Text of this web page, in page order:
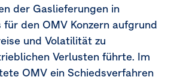
Vergütungen
Konzernabschlussprüfer
der Gaslieferungen in
den OMV Konzern aufgrund
und Volatilität zu
Verlusten führte. Im
OMV ein Schiedsverfahren